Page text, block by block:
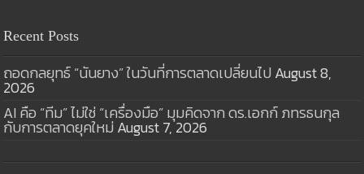
Recent Posts
ถอดกลยุทธ์ “นันยาง” ในวันที่การตลาดเปลี่ยนไป August 8,
2026
AI คือ “ทีม” ไม่ใช่ “เครื่องมือ” มุมคิดจาก ดร.เอกก์ ภทรธนกุล
กับการตลาดยุคใหม่ August 7, 2026